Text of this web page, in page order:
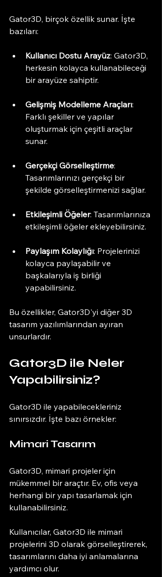
Gator3D, birçok özellik sunar. İşte
bazıları:
Kullanıcı Dostu Arayüz: Gator3D,
herkesin kolayca kullanabileceği
bir arayüze sahiptir.
Gelişmiş Modelleme Araçları:
Farklı şekiller ve yapılar
oluşturmak için çeşitli araçlar
sunar.
Gerçekçi Görselleştirme:
Tasarımlarınızı gerçekçi bir
şekilde görselleştirmenizi sağlar.
Etkileşimli Öğeler: Tasarımlarınıza
etkileşimli öğeler ekleyebilirsiniz.
Paylaşım Kolaylığı: Projelerinizi
kolayca paylaşabilir ve
başkalarıyla iş birliği
yapabilirsiniz.
Bu özellikler, Gator3D'yi diğer 3D
tasarım yazılımlarından ayıran
unsurlardır.
Gator3D ile Neler
Yapabilirsiniz?
Gator3D ile yapabilecekleriniz
sınırsızdır. İşte bazı örnekler:
Mimari Tasarım
Gator3D, mimari projeler için
mükemmel bir araçtır. Ev, ofis veya
herhangi bir yapı tasarlamak için
kullanabilirsiniz.
Kullanıcılar, Gator3D ile mimari
projelerini 3D olarak görselleştirerek,
tasarımlarını daha iyi anlamalarına
yardımcı olur.